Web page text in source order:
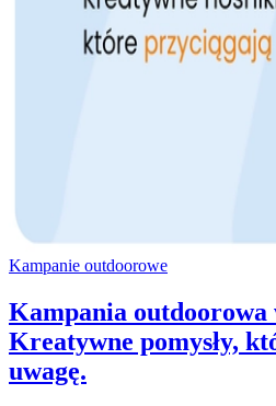
Kampanie outdoorowe
Kampania outdoorowa
Kreatywne pomysły,
uwagę.